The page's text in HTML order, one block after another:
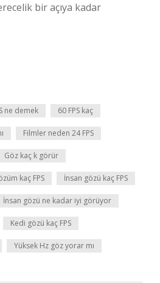
bir açıya kadar
ne demek 60 FPS kaç
Filmler neden 24 FPS
Göz kaç k görür
kaç FPS İnsan gözü kaç FPS
İnsan gözü ne kadar iyi görüyor
Kedi gözü kaç FPS
Yüksek Hz göz yorar mı